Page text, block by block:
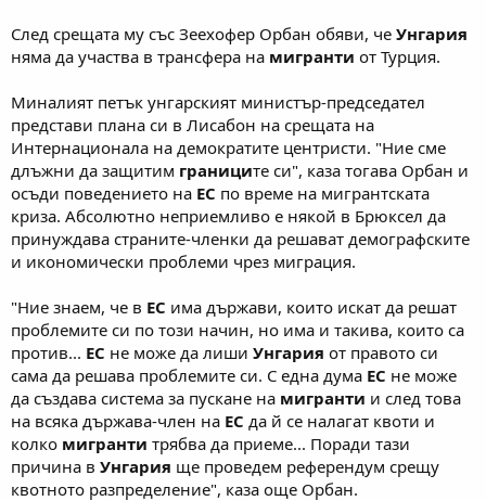
След срещата му със Зеехофер Орбан обяви, че Унгария
няма да участва в трансфера на мигранти от Турция.
Миналият петък унгарският министър-председател
представи плана си в Лисабон на срещата на
Интернационала на демократите центристи. "Ние сме
длъжни да защитим границите си", каза тогава Орбан и
осъди поведението на ЕС по време на мигрантската
криза. Абсолютно неприемливо е някой в Брюксел да
принуждава страните-членки да решават демографските
и икономически проблеми чрез миграция.
"Ние знаем, че в ЕС има държави, които искат да решат
проблемите си по този начин, но има и такива, които са
против... ЕС не може да лиши Унгария от правото си
сама да решава проблемите си. С една дума ЕС не може
да създава система за пускане на мигранти и след това
на всяка държава-член на ЕС да й се налагат квоти и
колко мигранти трябва да приеме... Поради тази
причина в Унгария ще проведем референдум срещу
квотното разпределение", каза още Орбан.